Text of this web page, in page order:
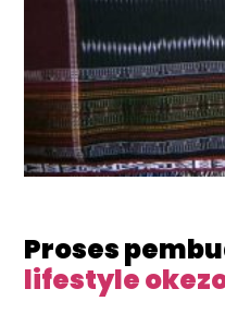
Proses
lifestyle